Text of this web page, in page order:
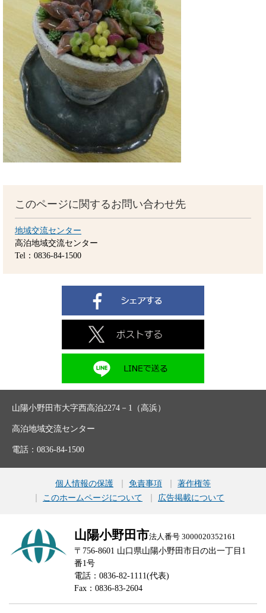
このページに関するお問い合わせ先
地域交流センター
高泊地域交流センター
Tel：0836-84-1500
山陽小野田市大字西高泊2274－1（高浜）
高泊地域交流センター
電話：0836-84-1500
個人情報の保護 免責事項
著作権等
このホームページについて
広告掲載について
山陽小野田市法人番号 3000020352161
〒756-8601 山口県山陽小野田市日の出一丁目1
番1号
電話：0836-82-1111(代表)
Fax：0836-83-2604